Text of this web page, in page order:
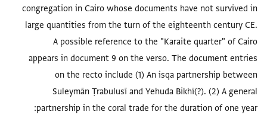
congregation in Cairo whose documents have not survived in
large quantities from the turn of the eighteenth century CE.
A possible reference to the "Karaite quarter" of Cairo
appears in document 9 on the verso. The document entries
on the recto include (1) An isqa partnership between
Suleymān Ṭrabulusī and Yehuda Bikhī(?). (2) A general
partnership in the coral trade for the duration of one year: